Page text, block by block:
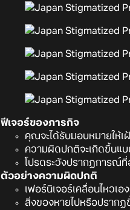
ฟีเจอร์ของภารกิจ
คุณจะได้รับมอบหมายให้เ
ความผิดปกติจะเกิดขึ้นแ
โปรดระวังปรากฏการณ์
ตัวอย่างความผิดปกติ
เฟอร์นิเจอร์เคลื่อนไหวเอง
สิ่งของหายไปหรือปรากฏ